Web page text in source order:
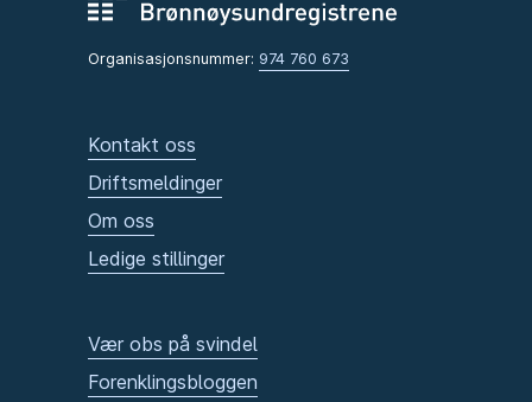
Organisasjonsnummer: 974 760 673
Kontakt oss
Driftsmeldinger
Om oss
Ledige stillinger
Vær obs på svindel
Forenklingsbloggen